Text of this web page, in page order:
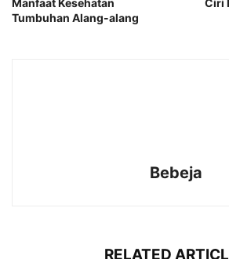
Manfaat Kesehatan
Tumbuhan Alang-alang
Ciri
Bebeja
RELATED